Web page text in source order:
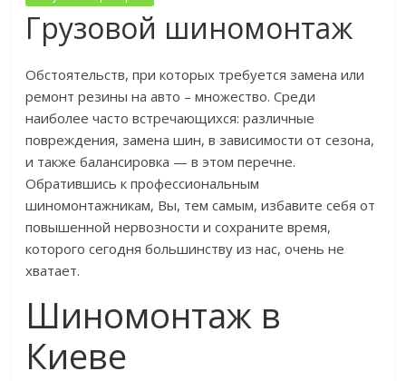
Грузовой шиномонтаж
Обстоятельств, при которых требуется замена или
ремонт резины на авто – множество. Среди
наиболее часто встречающихся: различные
повреждения, замена шин, в зависимости от сезона,
и также балансировка — в этом перечне.
Обратившись к профессиональным
шиномонтажникам, Вы, тем самым, избавите себя от
повышенной нервозности и сохраните время,
которого сегодня большинству из нас, очень не
хватает.
Шиномонтаж в
Киеве